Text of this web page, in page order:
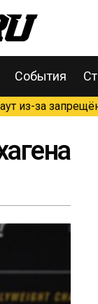
События
из-за